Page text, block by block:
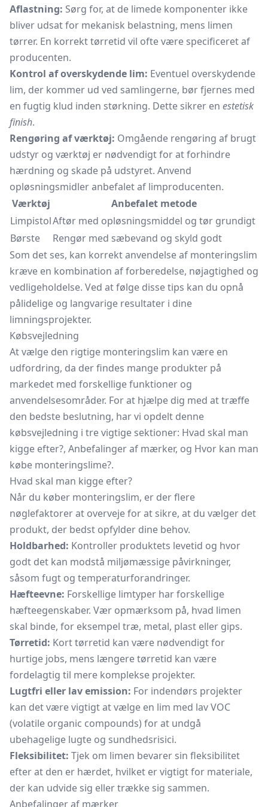
Aflastning: Sørg for, at de limede komponenter ikke
bliver udsat for mekanisk belastning, mens limen
tørrer. En korrekt tørretid vil ofte være specificeret af
producenten.
Kontrol af overskydende lim: Eventuel overskydende
lim, der kommer ud ved samlingerne, bør fjernes med
en fugtig klud inden størkning. Dette sikrer en estetisk
finish.
Rengøring af værktøj: Omgående rengøring af brugt
udstyr og værktøj er nødvendigt for at forhindre
hærdning og skade på udstyret. Anvend
opløsningsmidler anbefalet af limproducenten.
Værktøj
Anbefalet metode
LimpistolAftør med opløsningsmiddel og tør grundigt
Børste
Rengør med sæbevand og skyld godt
Som det ses, kan korrekt anvendelse af monteringslim
kræve en kombination af forberedelse, nøjagtighed og
vedligeholdelse. Ved at følge disse tips kan du opnå
pålidelige og langvarige resultater i dine
limningsprojekter.
Købsvejledning
At vælge den rigtige monteringslim kan være en
udfordring, da der findes mange produkter på
markedet med forskellige funktioner og
anvendelsesområder. For at hjælpe dig med at træffe
den bedste beslutning, har vi opdelt denne
købsvejledning i tre vigtige sektioner: Hvad skal man
kigge efter?, Anbefalinger af mærker, og Hvor kan man
købe monteringslime?.
Hvad skal man kigge efter?
Når du køber monteringslim, er der flere
nøglefaktorer at overveje for at sikre, at du vælger det
produkt, der bedst opfylder dine behov.
Holdbarhed: Kontroller produktets levetid og hvor
godt det kan modstå miljømæssige påvirkninger,
såsom fugt og temperaturforandringer.
Hæfteevne: Forskellige limtyper har forskellige
hæfteegenskaber. Vær opmærksom på, hvad limen
skal binde, for eksempel træ, metal, plast eller gips.
Tørretid: Kort tørretid kan være nødvendigt for
hurtige jobs, mens længere tørretid kan være
fordelagtig til mere komplekse projekter.
Lugtfri eller lav emission: For indendørs projekter
kan det være vigtigt at vælge en lim med lav VOC
(volatile organic compounds) for at undgå
ubehagelige lugte og sundhedsrisici.
Fleksibilitet: Tjek om limen bevarer sin fleksibilitet
efter at den er hærdet, hvilket er vigtigt for materiale,
der kan udvide sig eller trække sig sammen.
Anbefalinger af mærker